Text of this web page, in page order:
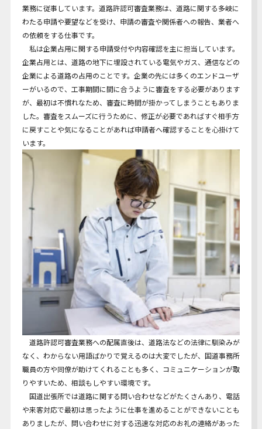
業務に従事しています。道路許認可審査業務は、道路に関する多岐に
わたる申請や要望などを受け、申請の審査や関係者への報告、業者へ
の依頼をする仕事です。
私は企業占用に関する申請受付や内容確認を主に担当しています。
企業占用とは、道路の地下に埋設されている電気やガス、通信などの
企業による道路の占用のことです。企業の先には多くのエンドユーザ
ーがいるので、工事期間に間に合うように審査をする必要があります
が、最初は不慣れなため、審査に時間が掛かってしまうこともありま
した。審査をスムーズに行うために、修正が必要であればすぐ相手方
に戻すことや気になることがあれば申請者へ確認することを心掛けて
います。
道路許認可審査業務への配属直後は、道路法などの法律に馴染みが
なく、わからない用語ばかりで覚えるのは大変でしたが、国道事務所
職員の方や同僚が助けてくれることも多く、コミュニケーションが取
りやすいため、相談もしやすい環境です。
国道出張所では道路に関する問い合わせなどがたくさんあり、電話
や来客対応で最初は思ったように仕事を進めることができないことも
ありましたが、問い合わせに対する迅速な対応のお礼の連絡があった